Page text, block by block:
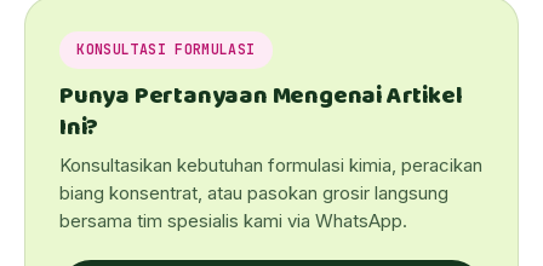
KONSULTASI FORMULASI
Punya Pertanyaan Mengenai Artikel
Ini?
Konsultasikan kebutuhan formulasi kimia, peracikan
biang konsentrat, atau pasokan grosir langsung
bersama tim spesialis kami via WhatsApp.